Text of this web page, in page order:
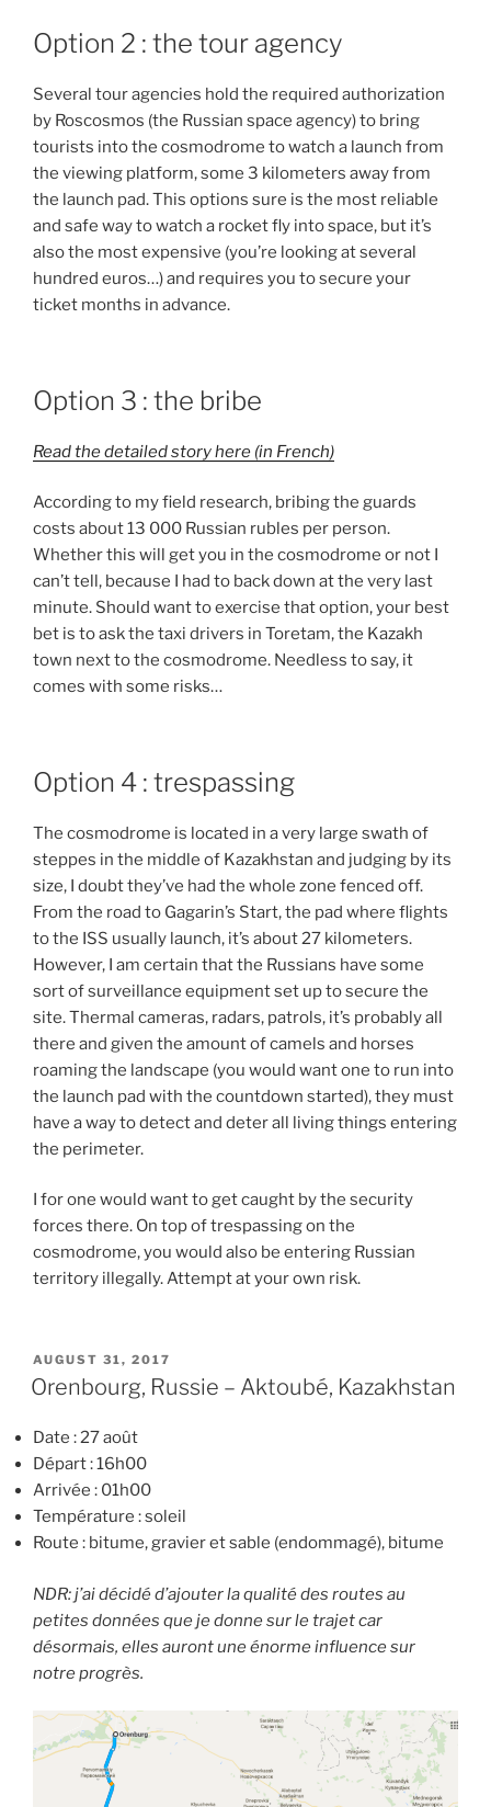
Option 2 : the tour agency
Several tour agencies hold the required authorization
by Roscosmos (the Russian space agency) to bring
tourists into the cosmodrome to watch a launch from
the viewing platform, some 3 kilometers away from
the launch pad. This options sure is the most reliable
and safe way to watch a rocket fly into space, but it’s
also the most expensive (you’re looking at several
hundred euros…) and requires you to secure your
ticket months in advance.
Option 3 : the bribe
Read the detailed story here (in French)
According to my field research, bribing the guards
costs about 13 000 Russian rubles per person.
Whether this will get you in the cosmodrome or not I
can’t tell, because I had to back down at the very last
minute. Should want to exercise that option, your best
bet is to ask the taxi drivers in Toretam, the Kazakh
town next to the cosmodrome. Needless to say, it
comes with some risks…
Option 4 : trespassing
The cosmodrome is located in a very large swath of
steppes in the middle of Kazakhstan and judging by its
size, I doubt they’ve had the whole zone fenced off.
From the road to Gagarin’s Start, the pad where flights
to the ISS usually launch, it’s about 27 kilometers.
However, I am certain that the Russians have some
sort of surveillance equipment set up to secure the
site. Thermal cameras, radars, patrols, it’s probably all
there and given the amount of camels and horses
roaming the landscape (you would want one to run into
the launch pad with the countdown started), they must
have a way to detect and deter all living things entering
the perimeter.
I for one would want to get caught by the security
forces there. On top of trespassing on the
cosmodrome, you would also be entering Russian
territory illegally. Attempt at your own risk.
POSTED
ON
AUGUST 31, 2017
Orenbourg, Russie – Aktoubé, Kazakhstan
Date : 27 août
Départ : 16h00
Arrivée : 01h00
Température : soleil
Route : bitume, gravier et sable (endommagé), bitume
NDR: j’ai décidé d’ajouter la qualité des routes au
petites données que je donne sur le trajet car
désormais, elles auront une énorme influence sur
notre progrès.